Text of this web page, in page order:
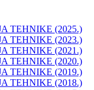
TEHNIKE (2025.)
TEHNIKE (2023.)
TEHNIKE (2021.)
TEHNIKE (2020.)
TEHNIKE (2019.)
TEHNIKE (2018.)